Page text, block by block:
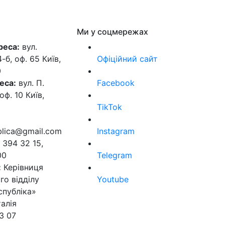
вул.
б, оф. 65 Київ,
вул. П.
10 Київ,
32 15,
Керівниця
відділу
07
Ми у соцмережах
Офіційний сайт
Facebook
TikTok
Instagram
Telegram
Youtube